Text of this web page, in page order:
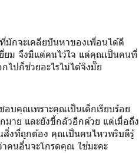
กจะเคลียปันหาของเพื่อนได้ดี
ม จึงมีแต่คนไว้ใจ แต่คุณเป็นคนที่
ไปก็ช่วยอะไรไม่ได้จิงมั๊ย
บคุณเพราะคุณเป็นเด็กเรียบร้อย
าย และยังขี้กลัวอีกด้วย แต่เมื่อถึง
สิ่งที่ถูกต้อง คุณเป็นคนไหวพริบดีรู้
คนอื่นจะโกรดคุณ ใช่มะคะ